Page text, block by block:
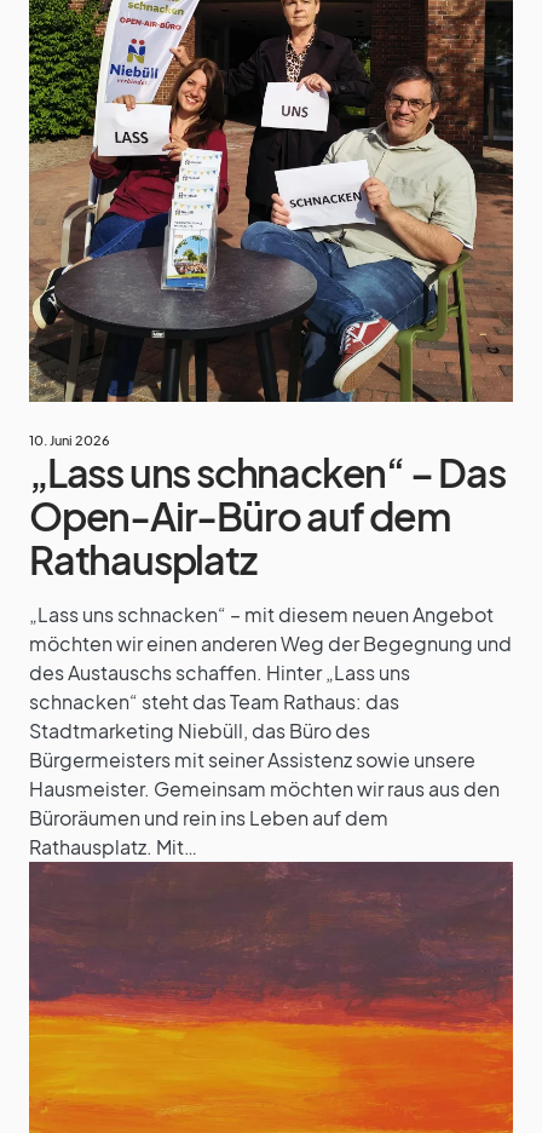
10. Juni 2026
„Lass uns schnacken“ – Das
Open-Air-Büro auf dem
Rathausplatz
„Lass uns schnacken“ – mit diesem neuen Angebot
möchten wir einen anderen Weg der Begegnung und
des Austauschs schaffen. Hinter „Lass uns
schnacken“ steht das Team Rathaus: das
Stadtmarketing Niebüll, das Büro des
Bürgermeisters mit seiner Assistenz sowie unsere
Hausmeister. Gemeinsam möchten wir raus aus den
Büroräumen und rein ins Leben auf dem
Rathausplatz. Mit…